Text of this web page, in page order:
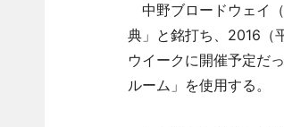
中野ブロードウェイ
典」と銘打ち、2016（
ウイークに開催予定だ
ルーム」を使用する。